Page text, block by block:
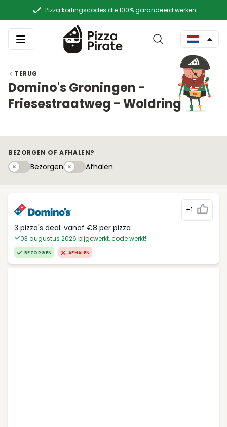
Pizza kortingscodes die 100% garandeerd werken
TERUG
Domino's Groningen -
Friesestraatweg - Woldring
BEZORGEN OF AFHALEN?
BezorgenBezorgenAfhalenyAfhalen
+1
3 pizza's deal: vanaf €8 per pizza
03 augustus 2026 bijgewerkt, code werkt!
BEZORGEN AFHALEN